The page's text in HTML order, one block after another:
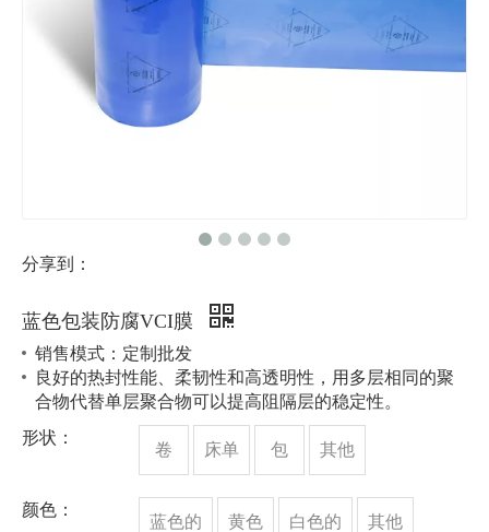
分享到：
蓝色包装防腐VCI膜
销售模式：定制批发
良好的热封性能、柔韧性和高透明性，用多层相同的聚
合物代替单层聚合物可以提高阻隔层的稳定性。
形状：
卷 床单 包 其他
颜色：
蓝色的 黄色 白色的 其他